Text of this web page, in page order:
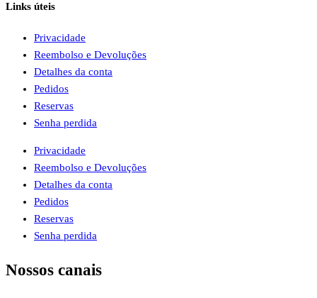
Links úteis
Privacidade
Reembolso e Devoluções
Detalhes da conta
Pedidos
Reservas
Senha perdida
Privacidade
Reembolso e Devoluções
Detalhes da conta
Pedidos
Reservas
Senha perdida
Nossos canais